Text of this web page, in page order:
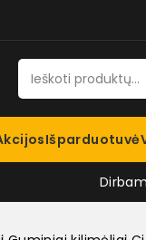
Išparduotuvė